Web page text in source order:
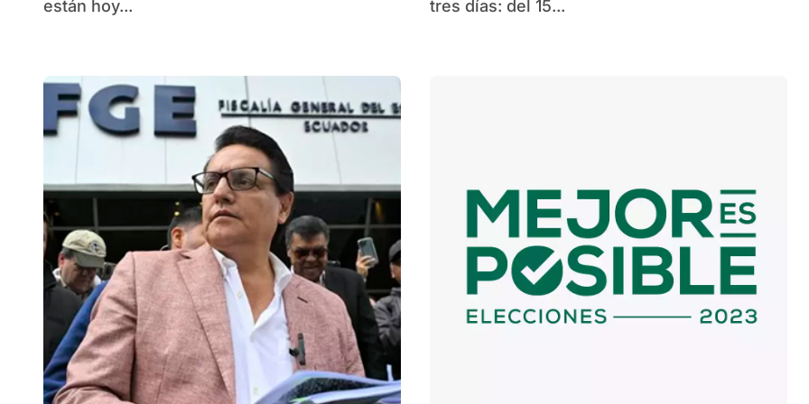
están hoy...
tres días: del 15...